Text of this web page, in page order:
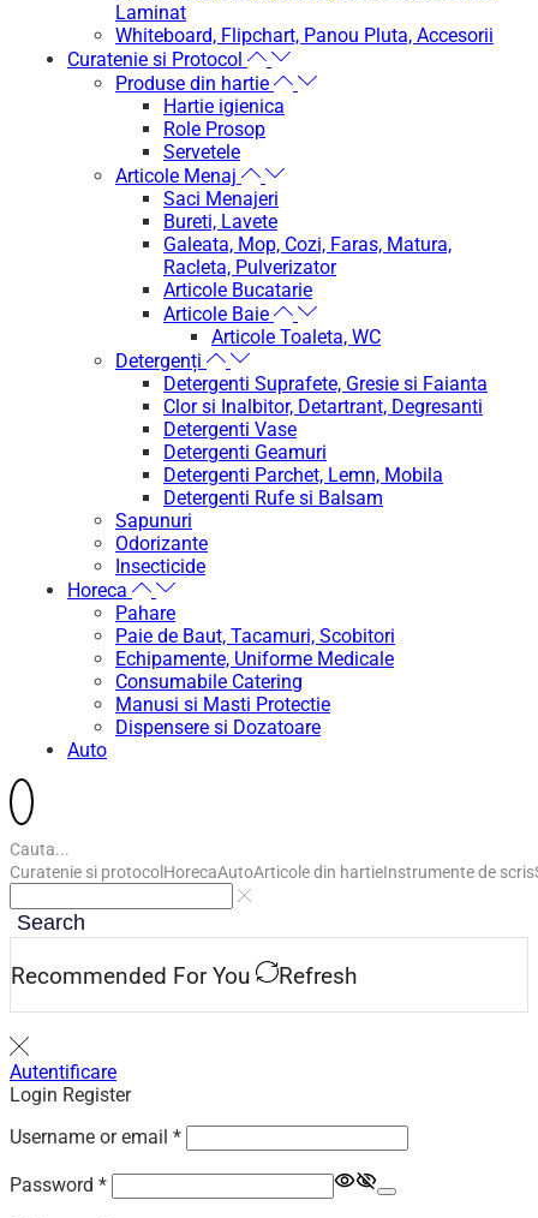
Laminat
Whiteboard, Flipchart, Panou Pluta, Accesorii
Curatenie si Protocol
Produse din hartie
Hartie igienica
Role Prosop
Servetele
Articole Menaj
Saci Menajeri
Bureti, Lavete
Galeata, Mop, Cozi, Faras, Matura,
Racleta, Pulverizator
Articole Bucatarie
Articole Baie
Articole Toaleta, WC
Detergenți
Detergenti Suprafete, Gresie si Faianta
Clor si Inalbitor, Detartrant, Degresanti
Detergenti Vase
Detergenti Geamuri
Detergenti Parchet, Lemn, Mobila
Detergenti Rufe si Balsam
Sapunuri
Odorizante
Insecticide
Horeca
Pahare
Paie de Baut, Tacamuri, Scobitori
Echipamente, Uniforme Medicale
Consumabile Catering
Manusi si Masti Protectie
Dispensere si Dozatoare
Auto
Cauta...
Curatenie si protocol HorecaAutoArticole din hartieInstrumente de scris
Search
Recommended For You Refresh
Autentificare
Login Register
Username or email *Required
Password *Required